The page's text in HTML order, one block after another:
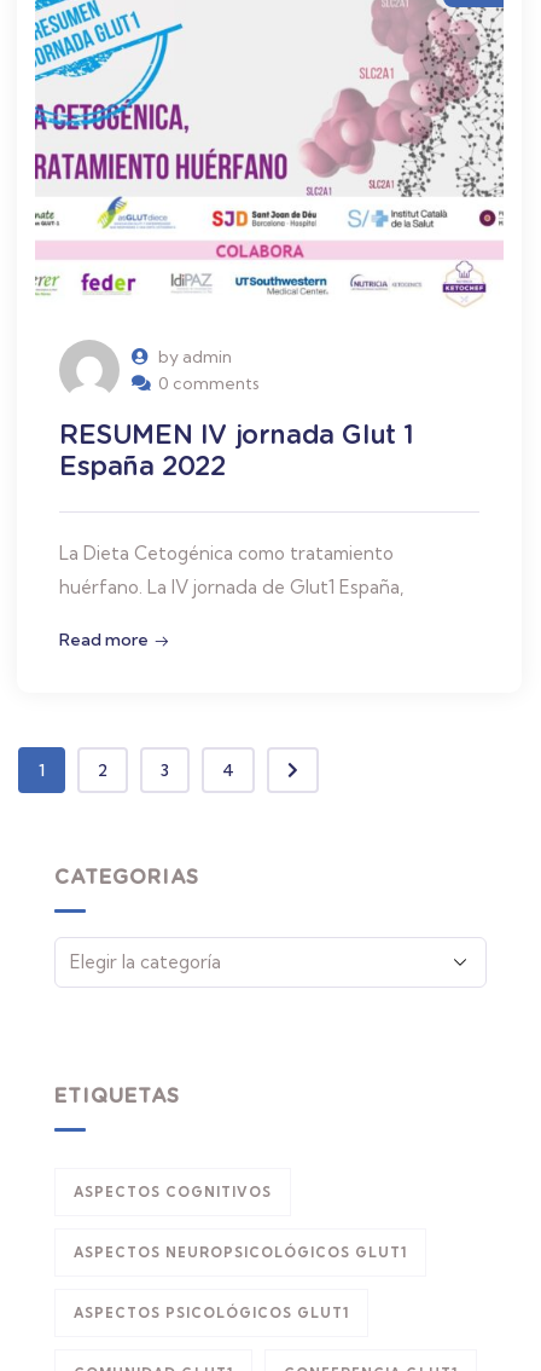
by admin
0 comments
RESUMEN IV jornada Glut 1
España 2022
La Dieta Cetogénica como tratamiento
huérfano. La IV jornada de Glut1 España,
Read more
1 2 3 4
CATEGORIAS
ETIQUETAS
ASPECTOS COGNITIVOS
ASPECTOS NEUROPSICOLÓGICOS GLUT1
ASPECTOS PSICOLÓGICOS GLUT1